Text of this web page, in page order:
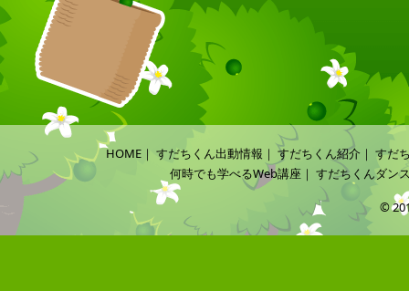
HOME ｜ すだちくん出動情報 ｜ すだちくん紹介 ｜ すだ
何時でも学べるWeb講座 ｜すだちくんダン
©